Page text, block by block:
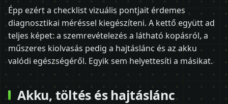
Épp ezért a checklist vizuális pontjait érdemes
diagnosztikai méréssel kiegészíteni. A kettő együtt ad
teljes képet: a szemrevételezés a látható kopásról, a
műszeres kiolvasás pedig a hajtáslánc és az akku
valódi egészségéről. Egyik sem helyettesíti a másikat.
Akku, töltés és hajtáslánc